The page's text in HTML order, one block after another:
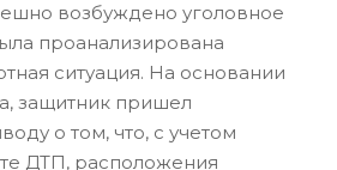
возбуждено уголовное
проанализирована
ситуация. На основании
защитник пришел
о том, что, с учетом
ДТП, расположения